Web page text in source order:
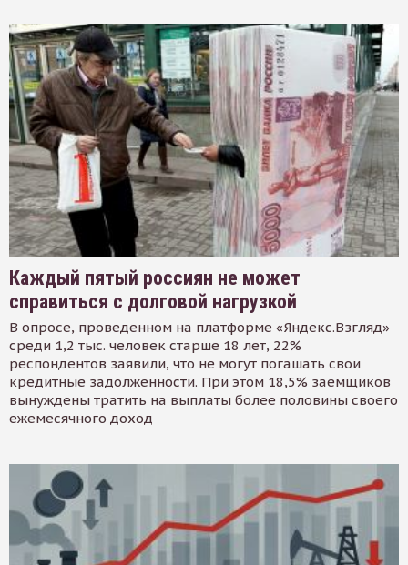
Каждый пятый россиян не может
справиться с долговой нагрузкой
В опросе, проведенном на платформе «Яндекс.Взгляд»
среди 1,2 тыс. человек старше 18 лет, 22%
респондентов заявили, что не могут погашать свои
кредитные задолженности. При этом 18,5% заемщиков
вынуждены тратить на выплаты более половины своего
ежемесячного доход